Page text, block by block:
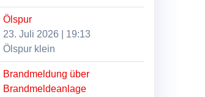
Ölspur
23. Juli 2026
19:13
Ölspur klein
Brandmeldung über
Brandmeldeanlage